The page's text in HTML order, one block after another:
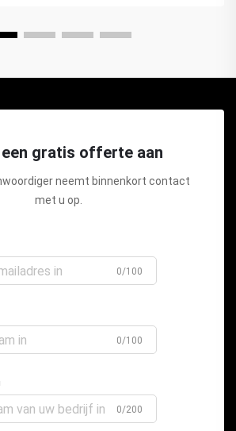
gratis offerte aan
neemt binnenkort contact
met u op.
0/100
0/100
0/200